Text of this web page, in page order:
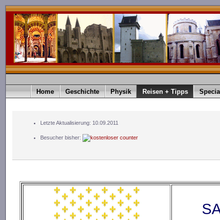
Home Geschichte Physik Reisen + Tipps
Letzte Aktualisierung: 10.09.2011
Besucher bisher: